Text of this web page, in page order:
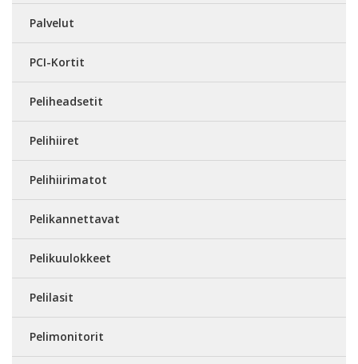
Palvelut
PCI-Kortit
Peliheadsetit
Pelihiiret
Pelihiirimatot
Pelikannettavat
Pelikuulokkeet
Pelilasit
Pelimonitorit